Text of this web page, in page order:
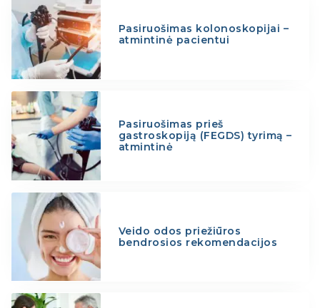
Pasiruošimas kolonoskopijai –
atmintinė pacientui
Pasiruošimas prieš
gastroskopiją (FEGDS) tyrimą –
atmintinė
Veido odos priežiūros
bendrosios rekomendacijos